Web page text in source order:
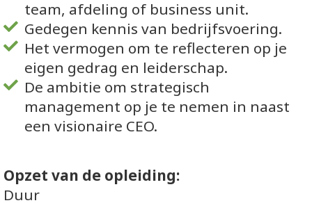
team, afdeling of business unit.
Gedegen kennis van bedrijfsvoering.
Het vermogen om te reflecteren op je
eigen gedrag en leiderschap.
De ambitie om strategisch
management op je te nemen in naast
een visionaire CEO.
Opzet van de opleiding:
Duur